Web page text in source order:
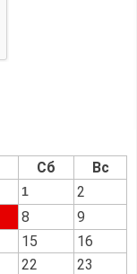
Сб Вс
1
2
8
9
15
16
22
23